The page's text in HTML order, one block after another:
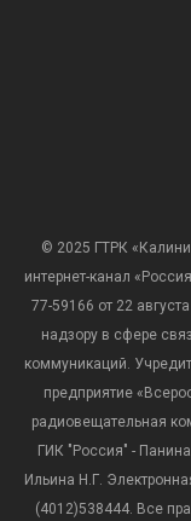
© 2025 ГТРК
интернет-канал
77-59166 от 22
надзору в сфере
коммуникаций.
предприятие
радиовещательная
ГИК "Россия" -
Ильина Н.Г.
(4012)538444. Все